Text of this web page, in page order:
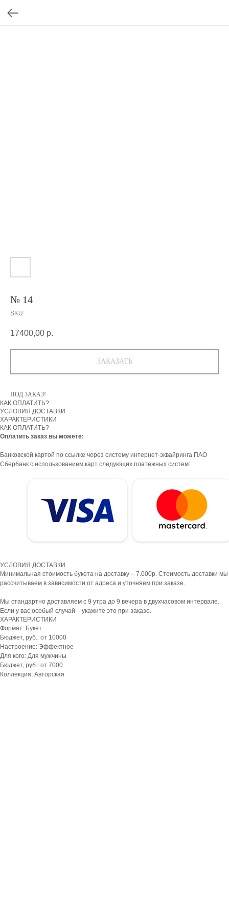
№ 14
SKU:
17400,00 р.
ЗАКАЗАТЬ
ПОД ЗАКАЗ!
КАК ОПЛАТИТЬ?
УСЛОВИЯ ДОСТАВКИ
ХАРАКТЕРИСТИКИ
КАК ОПЛАТИТЬ?
Оплатить заказ вы можете:
Банковской картой по ссылке через систему интернет-эквайринга ПАО
Сбербанк с использованием карт следующих платежных систем:
УСЛОВИЯ ДОСТАВКИ
Минимальная стоимость букета на доставку – 7.000р. Стоимость доставки мы
рассчитываем в зависимости от адреса и уточняем при заказе.
Мы стандартно доставляем с 9 утра до 9 вечера в двухчасовом интервале.
Если у вас особый случай – укажите это при заказе.
ХАРАКТЕРИСТИКИ
Формат: Букет
Бюджет, руб.: от 10000
Настроение: Эффектное
Для кого: Для мужчины
Бюджет, руб.: от 7000
Коллекция: Авторская